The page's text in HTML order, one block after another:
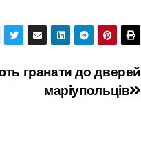
гранати до дверей
маріупольців